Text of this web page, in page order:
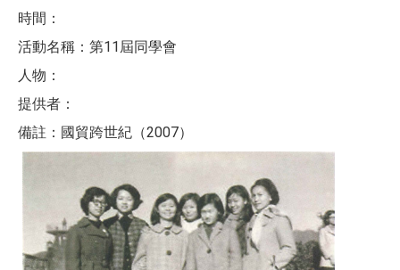
時間：
活動名稱：第11屆同學會
人物：
提供者：
備註：國貿跨世紀（2007）